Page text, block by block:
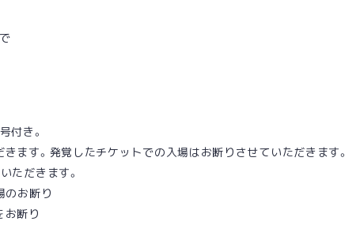
付き。
ます。発覚したチケットでの入場はお断りさせていただきます。
ただきます。
のお断り
お断り